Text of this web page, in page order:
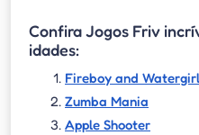
Confira Jogos Friv
idades:
Fireboy and
Zumba Mania
Apple Shooter